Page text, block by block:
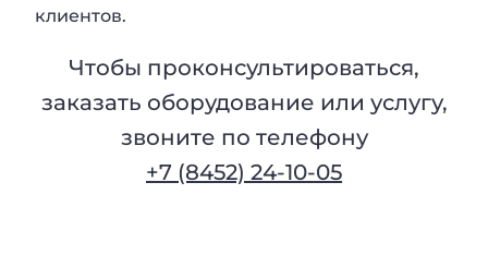
клиентов.
Чтобы проконсультироваться,
заказать оборудование или услугу,
звоните по телефону
+7 (8452) 24-10-05